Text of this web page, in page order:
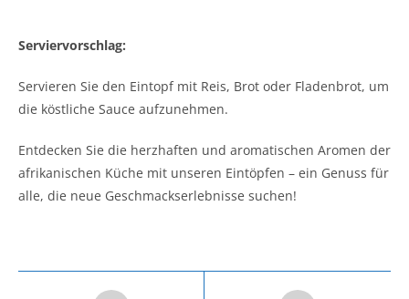
Serviervorschlag:
Servieren Sie den Eintopf mit Reis, Brot oder Fladenbrot, um
die köstliche Sauce aufzunehmen.
Entdecken Sie die herzhaften und aromatischen Aromen der
afrikanischen Küche mit unseren Eintöpfen – ein Genuss für
alle, die neue Geschmackserlebnisse suchen!